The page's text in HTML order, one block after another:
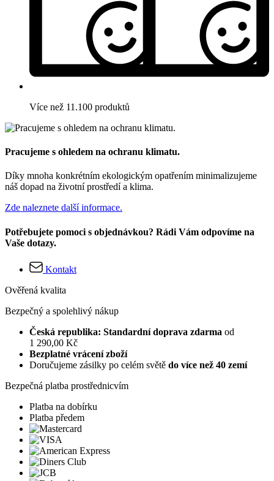
Více než 11.100 produktů
Pracujeme s ohledem na ochranu klimatu.
Díky mnoha konkrétním ekologickým opatřením minimalizujeme
náš dopad na životní prostředí a klima.
Zde naleznete další informace.
Potřebujete pomoci s objednávkou? Rádi Vám odpovíme na
Vaše dotazy.
Kontakt
Ověřená kvalita
Bezpečný a spolehlivý nákup
Česká republika: Standardní doprava zdarma od
1 290,00 Kč
Bezplatné vrácení zboží
Doručujeme zásilky po celém světě do více než 40 zemí
Bezpečná platba prostřednicvím
Platba na dobírku
Platba předem